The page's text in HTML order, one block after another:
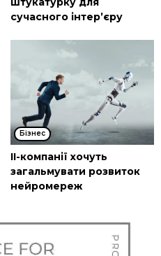
сучасного інтер’єру
Бізнес
ІІ-компанії хочуть
загальмувати розвиток
нейромереж